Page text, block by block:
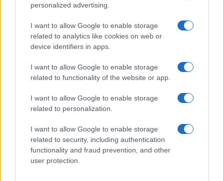
personalized advertising.
I want to allow Google to enable storage
related to analytics like cookies on web or
device identifiers in apps.
I want to allow Google to enable storage
related to functionality of the website or app.
I want to allow Google to enable storage
related to personalization.
I want to allow Google to enable storage
related to security, including authentication
functionality and fraud prevention, and other
user protection.